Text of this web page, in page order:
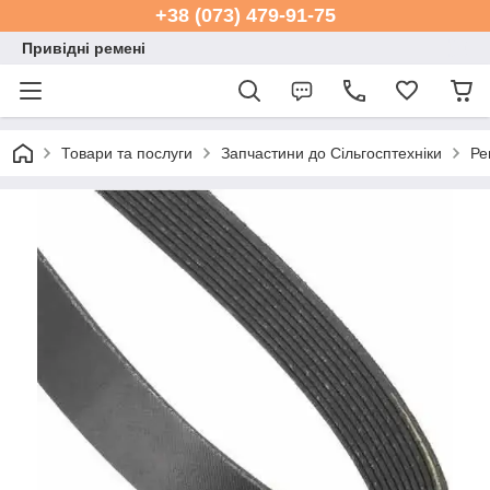
+38 (073) 479-91-75
Привідні ремені
Товари та послуги Запчастини до Сільгосптехніки